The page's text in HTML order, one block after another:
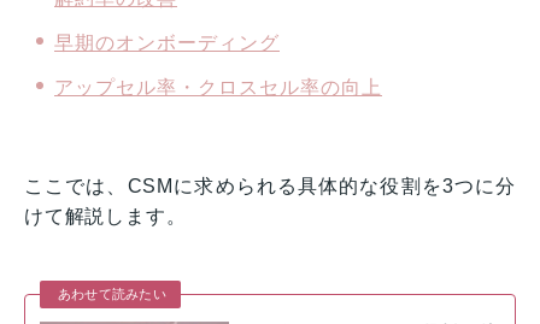
早期のオンボーディング
アップセル率・クロスセル率の向上
ここでは、CSMに求められる具体的な役割を3つに分
けて解説します。
あわせて読みたい